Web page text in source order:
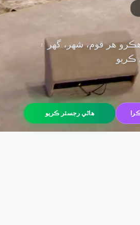
هر قوم، شهر، گهر ۽
ھاڻي رجسٽر ڪريو